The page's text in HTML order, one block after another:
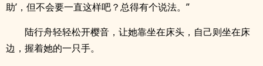
助’，但不会要一直这样吧？总得有个说法。”
陆行舟轻轻松开樱音，让她靠坐在床头，自己则坐在床
边，握着她的一只手。